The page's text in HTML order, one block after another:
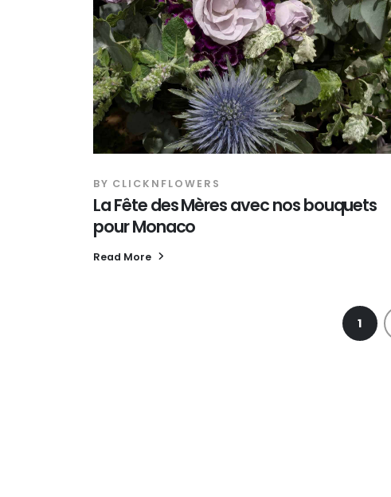
BY CLICKNFLOWERS
La Fête des Mères avec nos bouquets
pour Monaco
Read More
1